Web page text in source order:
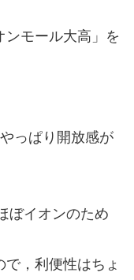
ンモール大高」を
っぱり開放感が
ぼイオンのため
，利便性はちょ